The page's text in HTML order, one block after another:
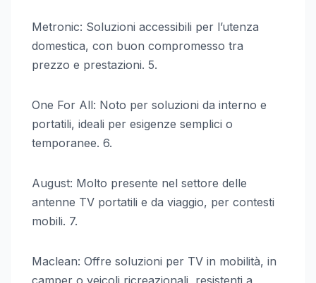
Metronic: Soluzioni accessibili per l’utenza
domestica, con buon compromesso tra
prezzo e prestazioni. 5.
One For All: Noto per soluzioni da interno e
portatili, ideali per esigenze semplici o
temporanee. 6.
August: Molto presente nel settore delle
antenne TV portatili e da viaggio, per contesti
mobili. 7.
Maclean: Offre soluzioni per TV in mobilità, in
camper o veicoli ricreazionali, resistenti a